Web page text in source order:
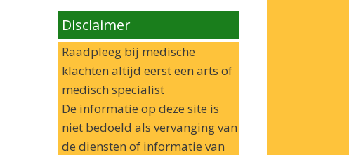
Disclaimer
Raadpleeg bij medische
klachten altijd eerst een arts of
medisch specialist
De informatie op deze site is
niet bedoeld als vervanging van
de diensten of informatie van